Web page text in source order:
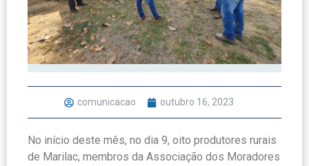
comunicacao outubro 16, 2023
No início deste mês, no dia 9, oito produtores rurais
de Marilac, membros da Associação dos Moradores